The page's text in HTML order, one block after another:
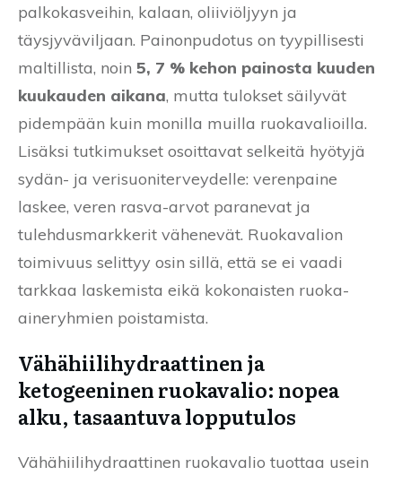
palkokasveihin, kalaan, oliiviöljyyn ja
täysjyväviljaan. Painonpudotus on tyypillisesti
maltillista, noin 5, 7 % kehon painosta kuuden
kuukauden aikana, mutta tulokset säilyvät
pidempään kuin monilla muilla ruokavalioilla.
Lisäksi tutkimukset osoittavat selkeitä hyötyjä
sydän- ja verisuoniterveydelle: verenpaine
laskee, veren rasva-arvot paranevat ja
tulehdusmarkkerit vähenevät. Ruokavalion
toimivuus selittyy osin sillä, että se ei vaadi
tarkkaa laskemista eikä kokonaisten ruoka-
aineryhmien poistamista.
Vähähiilihydraattinen ja
ketogeeninen ruokavalio: nopea
alku, tasaantuva lopputulos
Vähähiilihydraattinen ruokavalio tuottaa usein